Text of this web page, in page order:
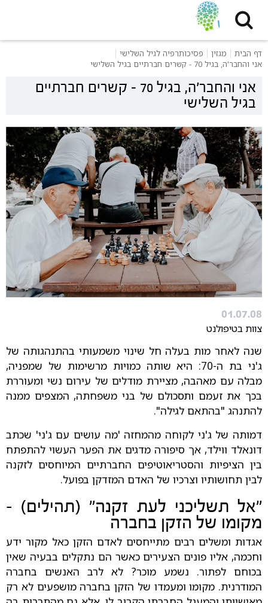
דף הבית מגזין
פסיכותרפיה לגיל השלישי
אני והחבר'ה, בגיל 70 - קשרים חברתיים בגיל השלישי
אני והחבר'ה, בגיל 70 - קשרים חברתיים
בגיל השלישי
01.07.08
צוות בטיפולנט
שנה לאחר מות בעלה חל שינוי משמעותי בהתנהגותה של
ג'ני בת ה-70: היא שותה כמויות מרשימות של שמפניה,
מבלה עם מאהבה, מציירת מודלים של עירום נשי ומעוררת
בכך את זעמם ותסכולם של בני משפחתה, המצפים ממנה
להתנהג "בהתאם לגילה".
דמותה של ג'ני לקוחה מהמחזה 'מה עושים עם ג'ני' שכתב
דונאלד ווילד, אך סיפורה מדגים את הפער העשוי להתפתח
בין הציפיות והסטריאוטיפים החברתיים המיוחסים לזקנה
לבין תחושותיו וצרכיו של האדם המזדקן בפועל.
"אל תשליכני לעת זקנה" (תהילים) -
מקומו של הזקן בחברה
אגדות ומשלים רבים מתייחסים לאדם הזקן כאל מקור ידע
וחכמה, אליו פונים הצעירים כאשר הם נתקלים בבעיה שאין
בכוחם לפתור. נשמע מוכר? לא לרב האנשים בחברה
המודרנית. מקומו ומעמדו של הזקן בחברה מושפעים לא רק